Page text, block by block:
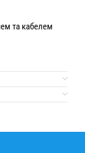
та кабелем